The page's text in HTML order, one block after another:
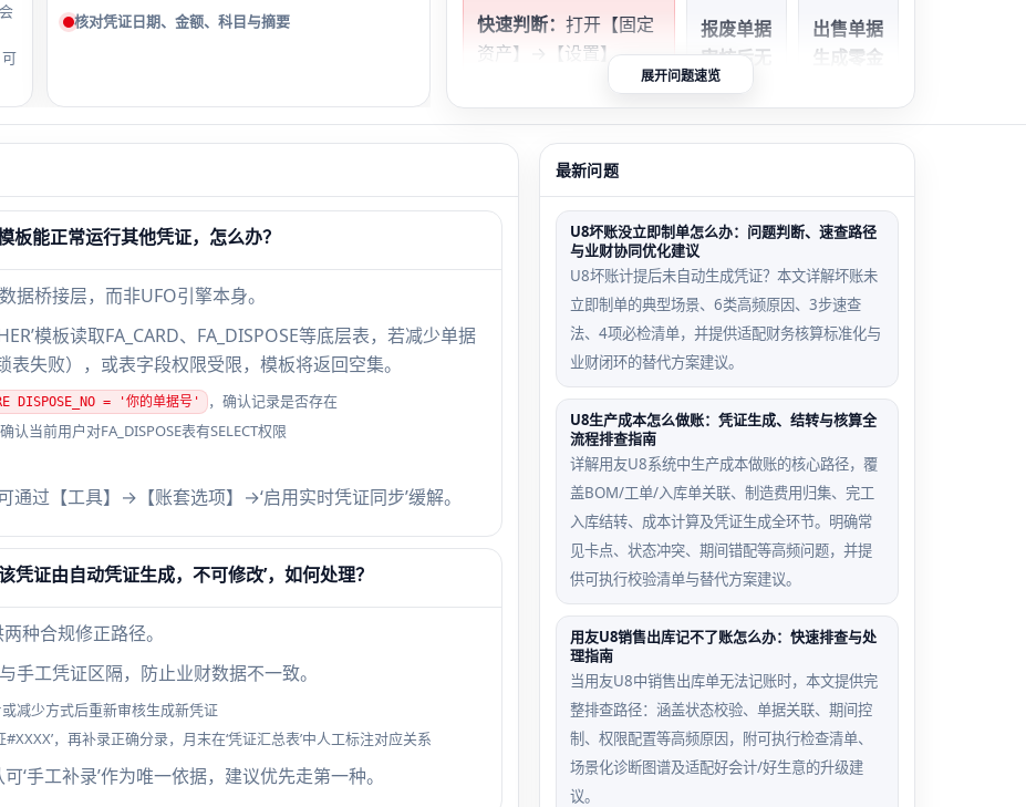
核对凭证日期、金额、科目与摘要
快速判断：打开【固定
资产】→【设置】
→【选项】，检查‘是否
减少生成凭证’是否勾
选；再进入【减少处
理】列表，筛选‘已审
核’单据，若存在但【总
账】→【自动凭证】中
无记录，即为配置缺
报废单据
审核后无
凭证
常见于未
业外支
出’科目
使用部门
出售单据
生成零金
因未启
资产含
税’或税
置，系统
按不含税
净值计算
不触发凭
证
U8默认
不为‘盘
亏’方式
生成凭
证，需手
工补录并
标记‘非
自动’
单据生成
失败
减少日期
12月，
但总账仅
启用本年
1月起期
间，系统
拒绝跨期
展开问题速览
能正常运行其他凭证，怎么办？
据桥接层，而非UFO引擎本身。
模板读取FA_CARD、FA_DISPOSE等底层表，若减少单据
失败），或表字段权限受限，模板将返回空集。
DISPOSE_NO = '你的单据号'
，确认记录是否存在
当前用户对FA_DISPOSE表有SELECT权限
通过【工具】→【账套选项】→‘启用实时凭证同步’缓解。
凭证由自动凭证生成，不可修改’，如何处理？
种合规修正路径。
手工凭证区隔，防止业财数据不一致。
减少方式后重新审核生成新凭证
，再补录正确分录，月末在‘凭证汇总表’中人工标注对应关系
‘手工补录’作为唯一依据，建议优先走第一种。
最新问题
U8坏账没立即制单怎么办：问题判断、速查路径
与业财协同优化建议
U8坏账计提后未自动生成凭证？本文详解坏账未
立即制单的典型场景、6类高频原因、3步速查
法、4项必检清单，并提供适配财务核算标准化与
业财闭环的替代方案建议。
U8生产成本怎么做账：凭证生成、结转与核算全
流程排查指南
详解用友U8系统中生产成本做账的核心路径，覆
盖BOM/工单/入库单关联、制造费用归集、完工
入库结转、成本计算及凭证生成全环节。明确常
见卡点、状态冲突、期间错配等高频问题，并提
供可执行校验清单与替代方案建议。
用友U8销售出库记不了账怎么办：快速排查与处
理指南
当用友U8中销售出库单无法记账时，本文提供完
整排查路径：涵盖状态校验、单据关联、期间控
制、权限配置等高频原因，附可执行检查清单、
场景化诊断图谱及适配好会计/好生意的升级建
议。